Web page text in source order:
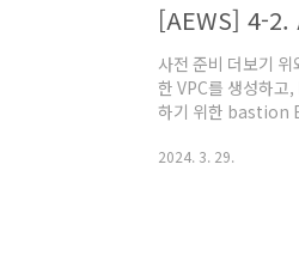
[AEWS] 4-
사전 준비 더보기
한 VPC를 생성하
하기 위한 bastion
번 포스팅에는 이전
2024. 3. 29.